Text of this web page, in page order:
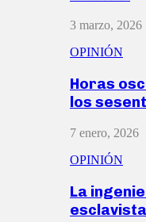
3 marzo, 2026
OPINIÓN
Horas
los
7 enero, 2026
OPINIÓN
La
esclavista